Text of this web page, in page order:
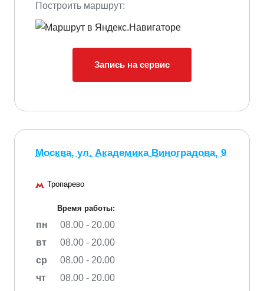
Построить маршрут:
Запись на сервис
Москва, ул. Академика Виноградова, 9
Тропарево
Время работы:
пн
08.00 - 20.00
вт
08.00 - 20.00
ср
08.00 - 20.00
чт
08.00 - 20.00